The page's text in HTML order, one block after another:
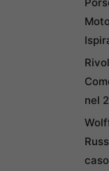
nel